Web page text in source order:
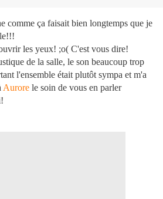
comme ça faisait bien longtemps que je
les yeux! ;o( C'est vous dire!
de la salle, le son beaucoup trop
l'ensemble était plutôt sympa et m'a
Aurore le soin de vous en parler